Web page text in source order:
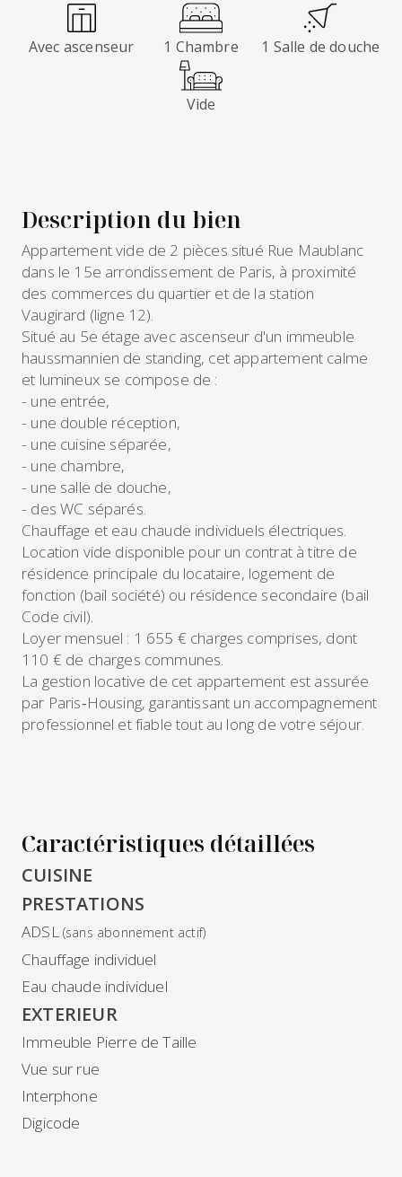
Description du bien
Appartement vide de 2 pièces situé Rue Maublanc
dans le 15e arrondissement de Paris, à proximité
des commerces du quartier et de la station
Vaugirard (ligne 12).
Situé au 5e étage avec ascenseur d'un immeuble
haussmannien de standing, cet appartement calme
et lumineux se compose de :
- une entrée,
- une double réception,
- une cuisine séparée,
- une chambre,
- une salle de douche,
- des WC séparés.
Chauffage et eau chaude individuels électriques.
Location vide disponible pour un contrat à titre de
résidence principale du locataire, logement de
fonction (bail société) ou résidence secondaire (bail
Code civil).
Loyer mensuel : 1 655 € charges comprises, dont
110 € de charges communes.
La gestion locative de cet appartement est assurée
par Paris‑Housing, garantissant un accompagnement
professionnel et fiable tout au long de votre séjour.
Avec ascenseur 1 Chambre 1 Salle de douche
Vide
Caractéristiques détaillées
CUISINE
PRESTATIONS
ADSL (sans abonnement actif)
Chauffage individuel
Eau chaude individuel
EXTERIEUR
Immeuble Pierre de Taille
Vue sur rue
Interphone
Digicode